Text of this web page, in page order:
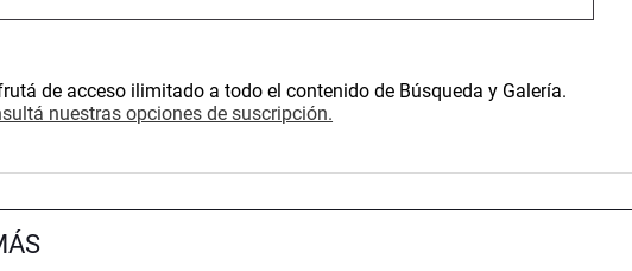
de acceso ilimitado a todo el contenido de Búsqueda y Galería.
nuestras opciones de suscripción.